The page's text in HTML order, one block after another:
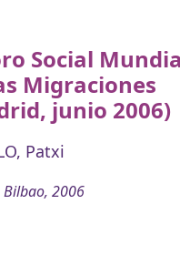
Social
Migraciones
junio 2006)
Patxi
Bilbao, 2006